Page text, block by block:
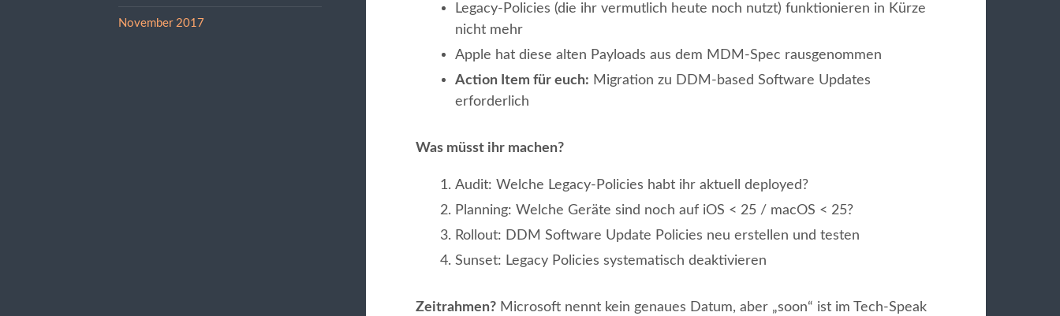
November 2017
Legacy-Policies (die ihr vermutlich heute noch nutzt) funktionieren in Kürze
nicht mehr
Apple hat diese alten Payloads aus dem MDM-Spec rausgenommen
Action Item für euch: Migration zu DDM-based Software Updates
erforderlich
Was müsst ihr machen?
Audit: Welche Legacy-Policies habt ihr aktuell deployed?
Planning: Welche Geräte sind noch auf iOS < 25 / macOS < 25?
Rollout: DDM Software Update Policies neu erstellen und testen
Sunset: Legacy Policies systematisch deaktivieren
Zeitrahmen?Microsoft nennt kein genaues Datum, aber „soon“ ist im Tech-Speak